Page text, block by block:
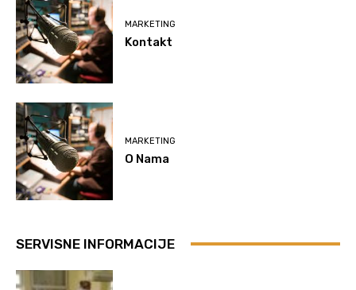
MARKETING
Kontakt
MARKETING
O Nama
SERVISNE INFORMACIJE